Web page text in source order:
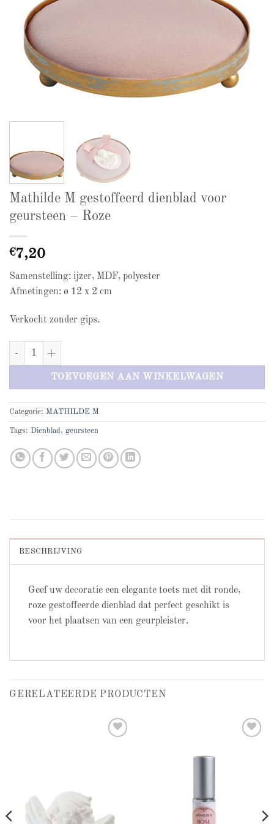
Mathilde M gestoffeerd dienblad voor
geursteen – Roze
€7,20
Samenstelling: ijzer, MDF, polyester
Afmetingen: ø 12 x 2 cm
Verkocht zonder gips.
Mathilde M gestoffeerd dienblad voor geursteen - Roze aantal
TOEVOEGEN AAN WINKELWAGEN
Categorie: MATHILDE M
Tags: Dienblad, geursteen
BESCHRIJVING
Geef uw decoratie een elegante toets met dit ronde,
roze gestoffeerde dienblad dat perfect geschikt is
voor het plaatsen van een geurpleister.
GERELATEERDE PRODUCTEN